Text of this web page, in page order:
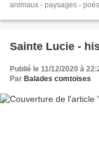
animaux - paysages -
Sainte Lucie -
Publié le 11/12/2020 à
Par Balades comtoises